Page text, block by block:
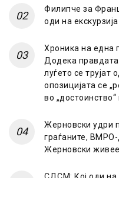
Филипче за
оди на
Хроника на една
Додека
луѓето се трујат
опозицијата се
во
Жерновски удри
граѓаните,
Жерновски
СДСМ: Кој оди на